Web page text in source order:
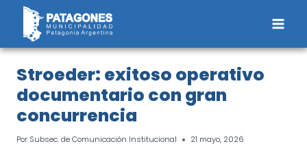
Saltar
contenido
Stroeder: exitoso operativo
documentario con gran
concurrencia
Por Subsec. de Comunicación Institucional 21 mayo, 2026